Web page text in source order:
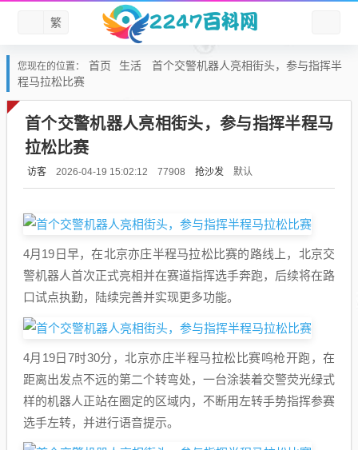
繁
您现在的位置： 首页 生活
首个交警机器人亮相街头，参与指挥半
程马拉松比赛
首个交警机器人亮相街头，参与指挥半程马
拉松比赛
访客 2026-04-19 15:02:12 77908 抢沙发 默认
4月19日早，在北京亦庄半程马拉松比赛的路线上，北京交
警机器人首次正式亮相并在赛道指挥选手奔跑，后续将在路
口试点执勤，陆续完善并实现更多功能。
4月19日7时30分，北京亦庄半程马拉松比赛鸣枪开跑，在
距离出发点不远的第二个转弯处，一台涂装着交警荧光绿式
样的机器人正站在圈定的区域内，不断用左转手势指挥参赛
选手左转，并进行语音提示。